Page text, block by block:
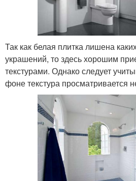
Так как белая плитка лишена
украшений, то здесь хорошим
текстурами. Однако следует
фоне текстура просматривается